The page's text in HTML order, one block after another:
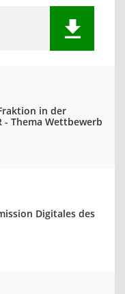
in der
- Thema Wettbewerb
Digitales des